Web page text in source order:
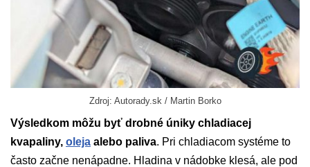
Zdroj: Autorady.sk / Martin Borko
Výsledkom môžu byť drobné úniky chladiacej
kvapaliny, oleja alebo paliva. Pri chladiacom systéme to
často začne nenápadne. Hladina v nádobke klesá, ale pod